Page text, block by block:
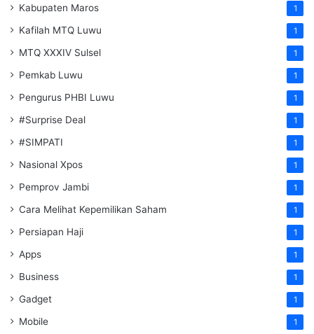
Kabupaten Maros 1
Kafilah MTQ Luwu 1
MTQ XXXIV Sulsel 1
Pemkab Luwu 1
Pengurus PHBI Luwu 1
#Surprise Deal 1
#SIMPATI 1
Nasional Xpos 1
Pemprov Jambi 1
Cara Melihat Kepemilikan Saham 1
Persiapan Haji 1
Apps 1
Business 1
Gadget 1
Mobile 1